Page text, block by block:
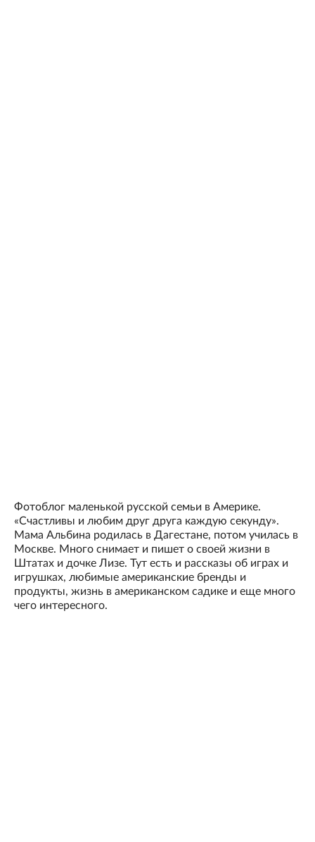
Фотоблог маленькой русской семьи в Америке.
«Счастливы и любим друг друга каждую секунду».
Мама Альбина родилась в Дагестане, потом училась в
Москве. Много снимает и пишет о своей жизни в
Штатах и дочке Лизе. Тут есть и рассказы об играх и
игрушках, любимые американские бренды и
продукты, жизнь в американском садике и еще много
чего интересного.